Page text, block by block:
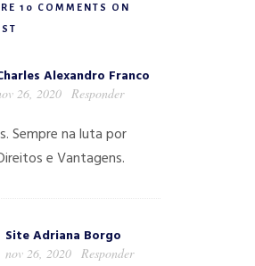
10 COMMENTS ON
Alexandro Franco
26, 2020 Responder
Sempre na luta por
e Vantagens.
Site Adriana Borgo
nov 26, 2020 Responder